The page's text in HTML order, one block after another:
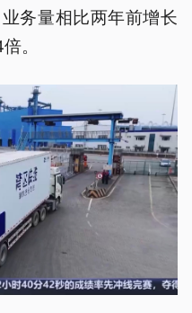
务量相比两年前增长
。